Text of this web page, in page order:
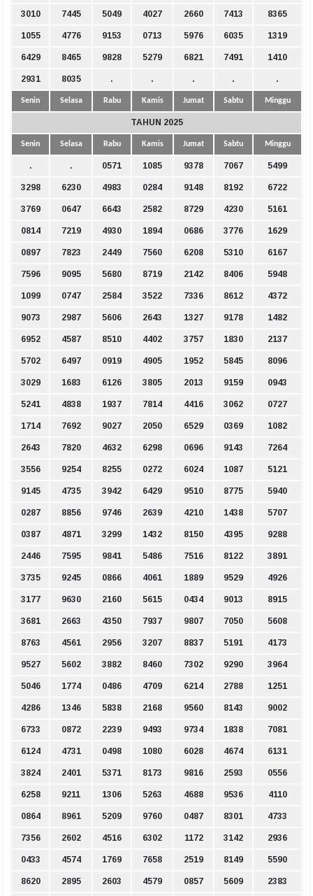
3010 7445 5049 4027 2660 7413 8365
1055 4776 9153 0713 5976 6035 1319
6429 8465 9828 5279 6821 7491 1410
2931 8035 . . . . .
Senin Selasa Rabu Kamis Jumat Sabtu Minggu
TAHUN 2025
Senin Selasa Rabu Kamis Jumat Sabtu Minggu
. . 0571 1085 9378 7067 5499
3298 6230 4983 0284 9148 8192 6722
3769 0647 6643 2582 8729 4230 5161
0814 7219 4930 1894 0686 3776 1629
0897 7823 2449 7560 6208 5310 6167
7596 9095 5680 8719 2142 8406 5948
1099 0747 2584 3522 7336 8612 4372
9073 2987 5606 2643 1327 9178 1482
6952 4587 8510 4402 3757 1830 2137
5702 6497 0919 4905 1952 5845 8096
3029 1683 6126 3805 2013 9159 0943
5241 4838 1937 7814 4416 3062 0727
1714 7692 9027 2050 6529 0369 1082
2643 7820 4632 6298 0696 9143 7264
3556 9254 8255 0272 6024 1087 5121
9145 4735 3942 6429 9510 8775 5940
0287 8856 9746 2639 4210 1438 5707
0387 4871 3299 1432 8150 4395 9288
2446 7595 9841 5486 7516 8122 3891
3735 9245 0866 4061 1889 9529 4926
3177 9630 2160 5615 0434 9013 8915
3681 2663 4350 7937 9807 7050 5608
8763 4561 2956 3207 8837 5191 4173
9527 5602 3882 8460 7302 9290 3964
5046 1774 0486 4709 6214 2788 1251
4286 1346 5838 2168 9560 8143 9002
6733 0872 2239 9493 9734 1838 7081
6124 4731 0498 1080 6028 4674 6131
3824 2401 5371 8173 9816 2593 0556
6258 9211 1306 5263 4688 9536 4110
0864 8961 5209 9760 0487 8301 4733
7356 2602 4516 6302 1172 3142 2936
0433 4574 1769 7658 2519 8149 5590
8620 2895 2603 4579 0857 5609 2383